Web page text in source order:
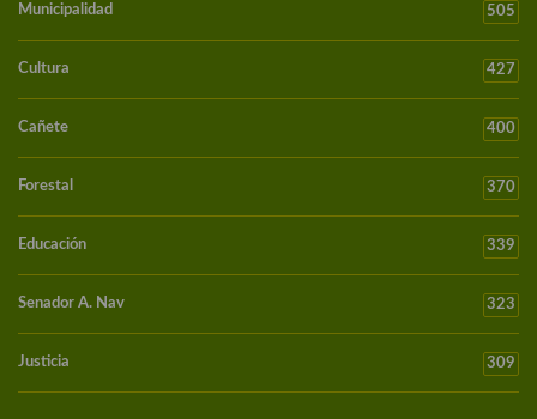
Municipalidad 505
Cultura 427
Cañete 400
Forestal 370
Educación 339
Senador A. Nav 323
Justicia 309